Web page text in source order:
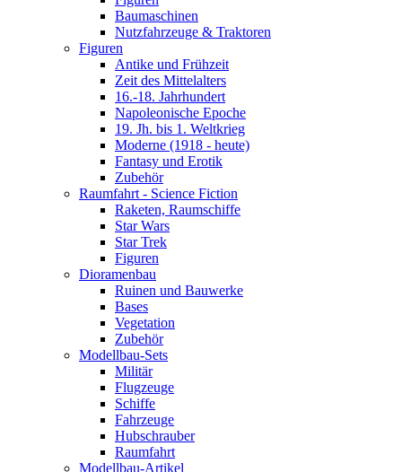
Baumaschinen
Nutzfahrzeuge & Traktoren
Figuren
Antike und Frühzeit
Zeit des Mittelalters
16.-18. Jahrhundert
Napoleonische Epoche
19. Jh. bis 1. Weltkrieg
Moderne (1918 - heute)
Fantasy und Erotik
Zubehör
Raumfahrt - Science Fiction
Raketen, Raumschiffe
Star Wars
Star Trek
Figuren
Dioramenbau
Ruinen und Bauwerke
Bases
Vegetation
Zubehör
Modellbau-Sets
Militär
Flugzeuge
Schiffe
Fahrzeuge
Hubschrauber
Raumfahrt
Modellbau-Artikel